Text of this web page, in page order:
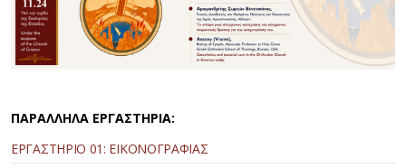
ΠΑΡΑΛΛΗΛΑ ΕΡΓΑΣΤΗΡΙΑ:
ΕΡΓΑΣΤΗΡΙΟ 01: ΕΙΚΟΝΟΓΡΑΦΙΑΣ